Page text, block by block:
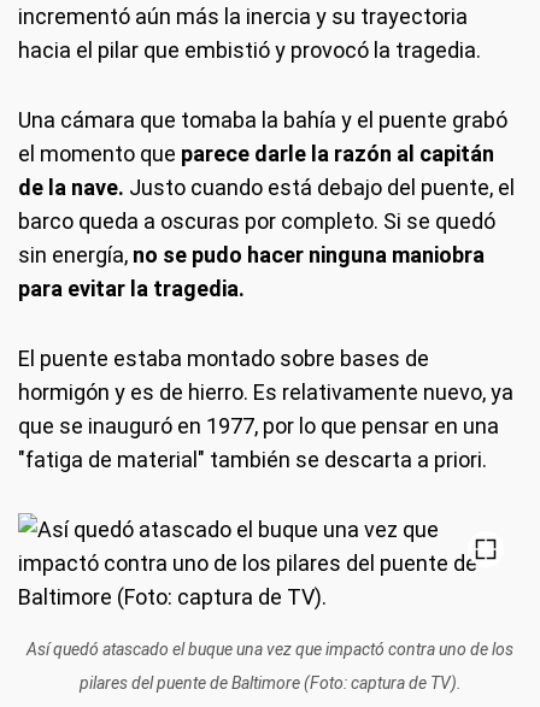
incrementó aún más la inercia y su trayectoria
hacia el pilar que embistió y provocó la tragedia.
Una cámara que tomaba la bahía y el puente grabó
el momento que parece darle la razón al capitán
de la nave. Justo cuando está debajo del puente, el
barco queda a oscuras por completo. Si se quedó
sin energía, no se pudo hacer ninguna maniobra
para evitar la tragedia.
El puente estaba montado sobre bases de
hormigón y es de hierro. Es relativamente nuevo, ya
que se inauguró en 1977, por lo que pensar en una
"fatiga de material" también se descarta a priori.
Así quedó atascado el buque una vez que impactó contra uno de los
pilares del puente de Baltimore (Foto: captura de TV).